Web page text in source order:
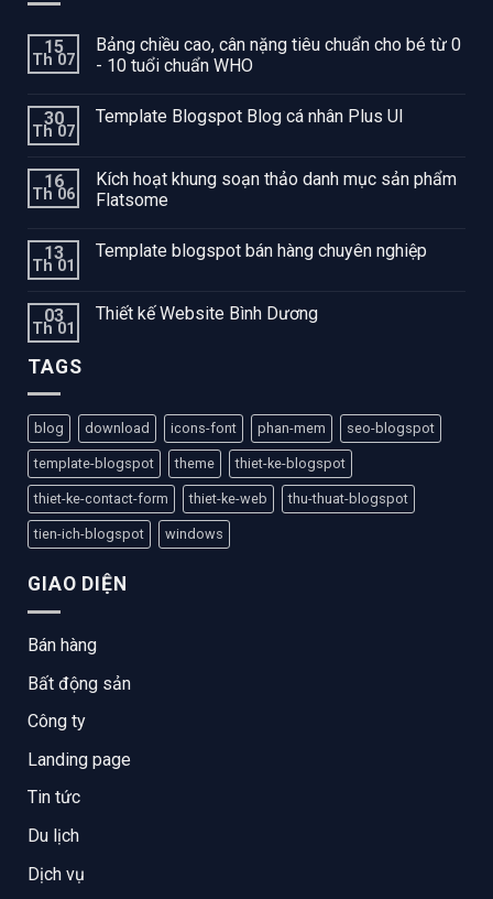
15
Th 07
Bảng chiều cao, cân nặng tiêu chuẩn cho bé từ 0
- 10 tuổi chuẩn WHO
30
Th 07
Template Blogspot Blog cá nhân Plus UI
16
Th 06
Kích hoạt khung soạn thảo danh mục sản phẩm
Flatsome
13
Th 01
Template blogspot bán hàng chuyên nghiệp
03
Th 01
Thiết kế Website Bình Dương
TAGS
blog download icons-font phan-mem seo-blogspot
template-blogspot theme thiet-ke-blogspot
thiet-ke-contact-form thiet-ke-web thu-thuat-blogspot
tien-ich-blogspot windows
GIAO DIỆN
Bán hàng
Bất động sản
Công ty
Landing page
Tin tức
Du lịch
Dịch vụ